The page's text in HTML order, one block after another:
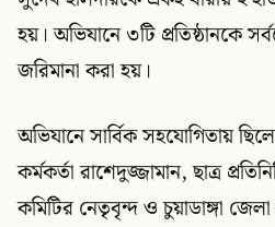
হয়। অভিযানে ৩টি প্রতিষ্ঠানকে
জরিমানা করা হয়।
অভিযানে সার্বিক সহযোগিতায়
কর্মকর্তা রাশেদুজ্জামান, ছাত্র
কমিটির নেতৃবৃন্দ ও চুয়াডাঙ্গা